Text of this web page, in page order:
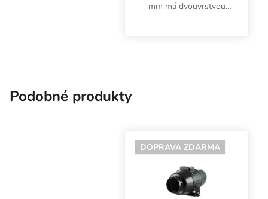
mm má dvouvrstvou
Podobné produkty
DOPRAVA ZDARMA